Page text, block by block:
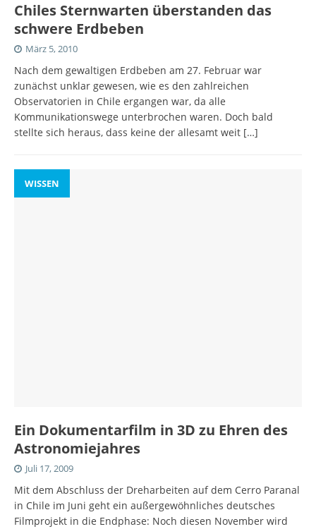
Chiles Sternwarten überstanden das
schwere Erdbeben
März 5, 2010
Nach dem gewaltigen Erdbeben am 27. Februar war
zunächst unklar gewesen, wie es den zahlreichen
Observatorien in Chile ergangen war, da alle
Kommunikationswege unterbrochen waren. Doch bald
stellte sich heraus, dass keine der allesamt weit […]
WISSEN
Ein Dokumentarfilm in 3D zu Ehren des
Astronomiejahres
Juli 17, 2009
Mit dem Abschluss der Dreharbeiten auf dem Cerro Paranal
in Chile im Juni geht ein außergewöhnliches deutsches
Filmprojekt in die Endphase: Noch diesen November wird